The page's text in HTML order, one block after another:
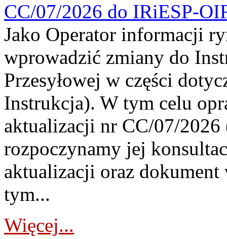
CC/07/2026 do IRiESP-
Jako Operator informacji
wprowadzić zmiany do
Przesyłowej w części
Instrukcja). W tym celu
aktualizacji nr CC/07/
rozpoczynamy jej
aktualizacji oraz
tym...
Więcej...